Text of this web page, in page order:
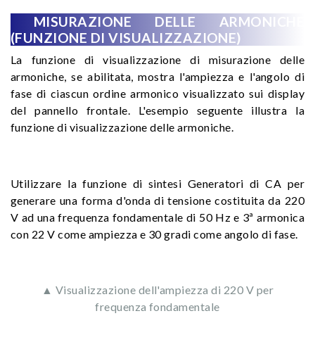
MISURAZIONE DELLE ARMONICHE
(FUNZIONE DI VISUALIZZAZIONE)
La funzione di visualizzazione di misurazione delle
armoniche, se abilitata, mostra l'ampiezza e l'angolo di
fase di ciascun ordine armonico visualizzato sui display
del pannello frontale. L'esempio seguente illustra la
funzione di visualizzazione delle armoniche.
Utilizzare la funzione di sintesi Generatori di CA per
generare una forma d'onda di tensione costituita da 220
V ad una frequenza fondamentale di 50 Hz e 3ª armonica
con 22 V come ampiezza e 30 gradi come angolo di fase.
▲ Visualizzazione dell'ampiezza di 220 V per
frequenza fondamentale